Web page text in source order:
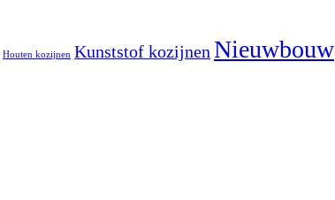
Houten kozijnen Kunststof kozijnenNieuwbouw